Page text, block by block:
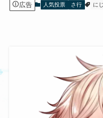
広告 人気投票 さ行 に